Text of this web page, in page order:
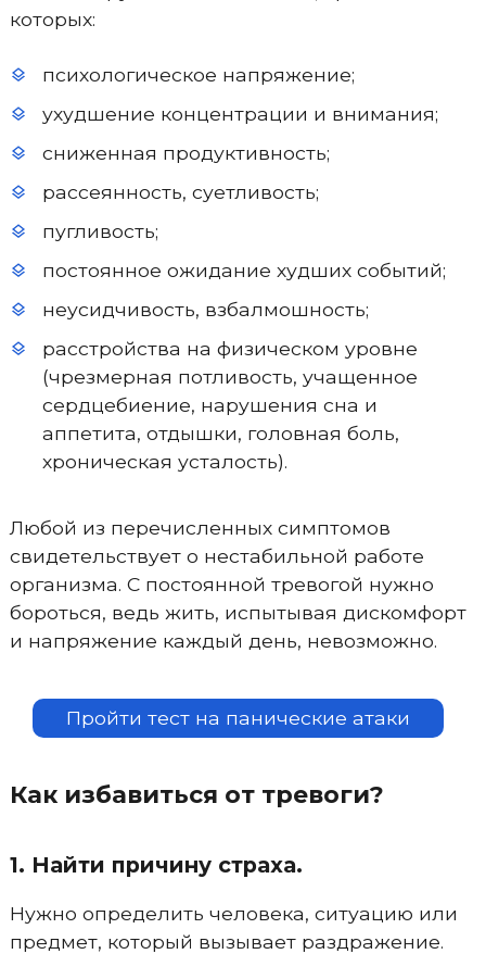
которых:
психологическое напряжение;
ухудшение концентрации и внимания;
сниженная продуктивность;
рассеянность, суетливость;
пугливость;
постоянное ожидание худших событий;
неусидчивость, взбалмошность;
расстройства на физическом уровне
(чрезмерная потливость, учащенное
сердцебиение, нарушения сна и
аппетита, отдышки, головная боль,
хроническая усталость).
Любой из перечисленных симптомов
свидетельствует о нестабильной работе
организма. С постоянной тревогой нужно
бороться, ведь жить, испытывая дискомфорт
и напряжение каждый день, невозможно.
Пройти тест на панические атаки
Как избавиться от тревоги?
1. Найти причину страха.
Нужно определить человека, ситуацию или
предмет, который вызывает раздражение.